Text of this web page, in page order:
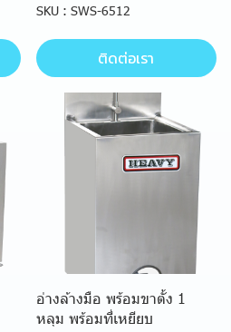
SKU : SWS-6512
ติดต่อเรา
อ่างล้างมือ พร้อมขาตั้ง 1
หลุม พร้อมที่เหยียบ